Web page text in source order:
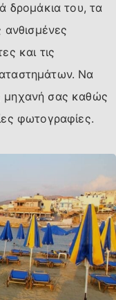
δρομάκια του, τα
ανθισμένες
και τις
Να
μηχανή σας καθώς
φωτογραφίες.